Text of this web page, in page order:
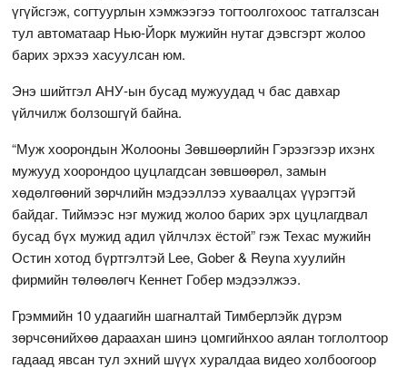
үгүйсгэж, согтуурлын хэмжээгээ тогтоолгохоос татгалзсан
тул автоматаар Нью-Йорк мужийн нутаг дэвсгэрт жолоо
барих эрхээ хасуулсан юм.
Энэ шийтгэл АНУ-ын бусад мужуудад ч бас давхар
үйлчилж болзошгүй байна.
“Муж хоорондын Жолооны Зөвшөөрлийн Гэрээгээр ихэнх
мужууд хоорондоо цуцлагдсан зөвшөөрөл, замын
хөдөлгөөний зөрчлийн мэдээллээ хуваалцах үүрэгтэй
байдаг. Тиймээс нэг мужид жолоо барих эрх цуцлагдвал
бусад бүх мужид адил үйлчлэх ёстой” гэж Техас мужийн
Остин хотод бүртгэлтэй Lee, Gober & Reyna хуулийн
фирмийн төлөөлөгч Кеннет Гобер мэдээлжээ.
Грэммийн 10 удаагийн шагналтай Тимберлэйк дүрэм
зөрчсөнийхөө дараахан шинэ цомгийнхоо аялан тоглолтоор
гадаад явсан тул эхний шүүх хуралдаа видео холбоогоор